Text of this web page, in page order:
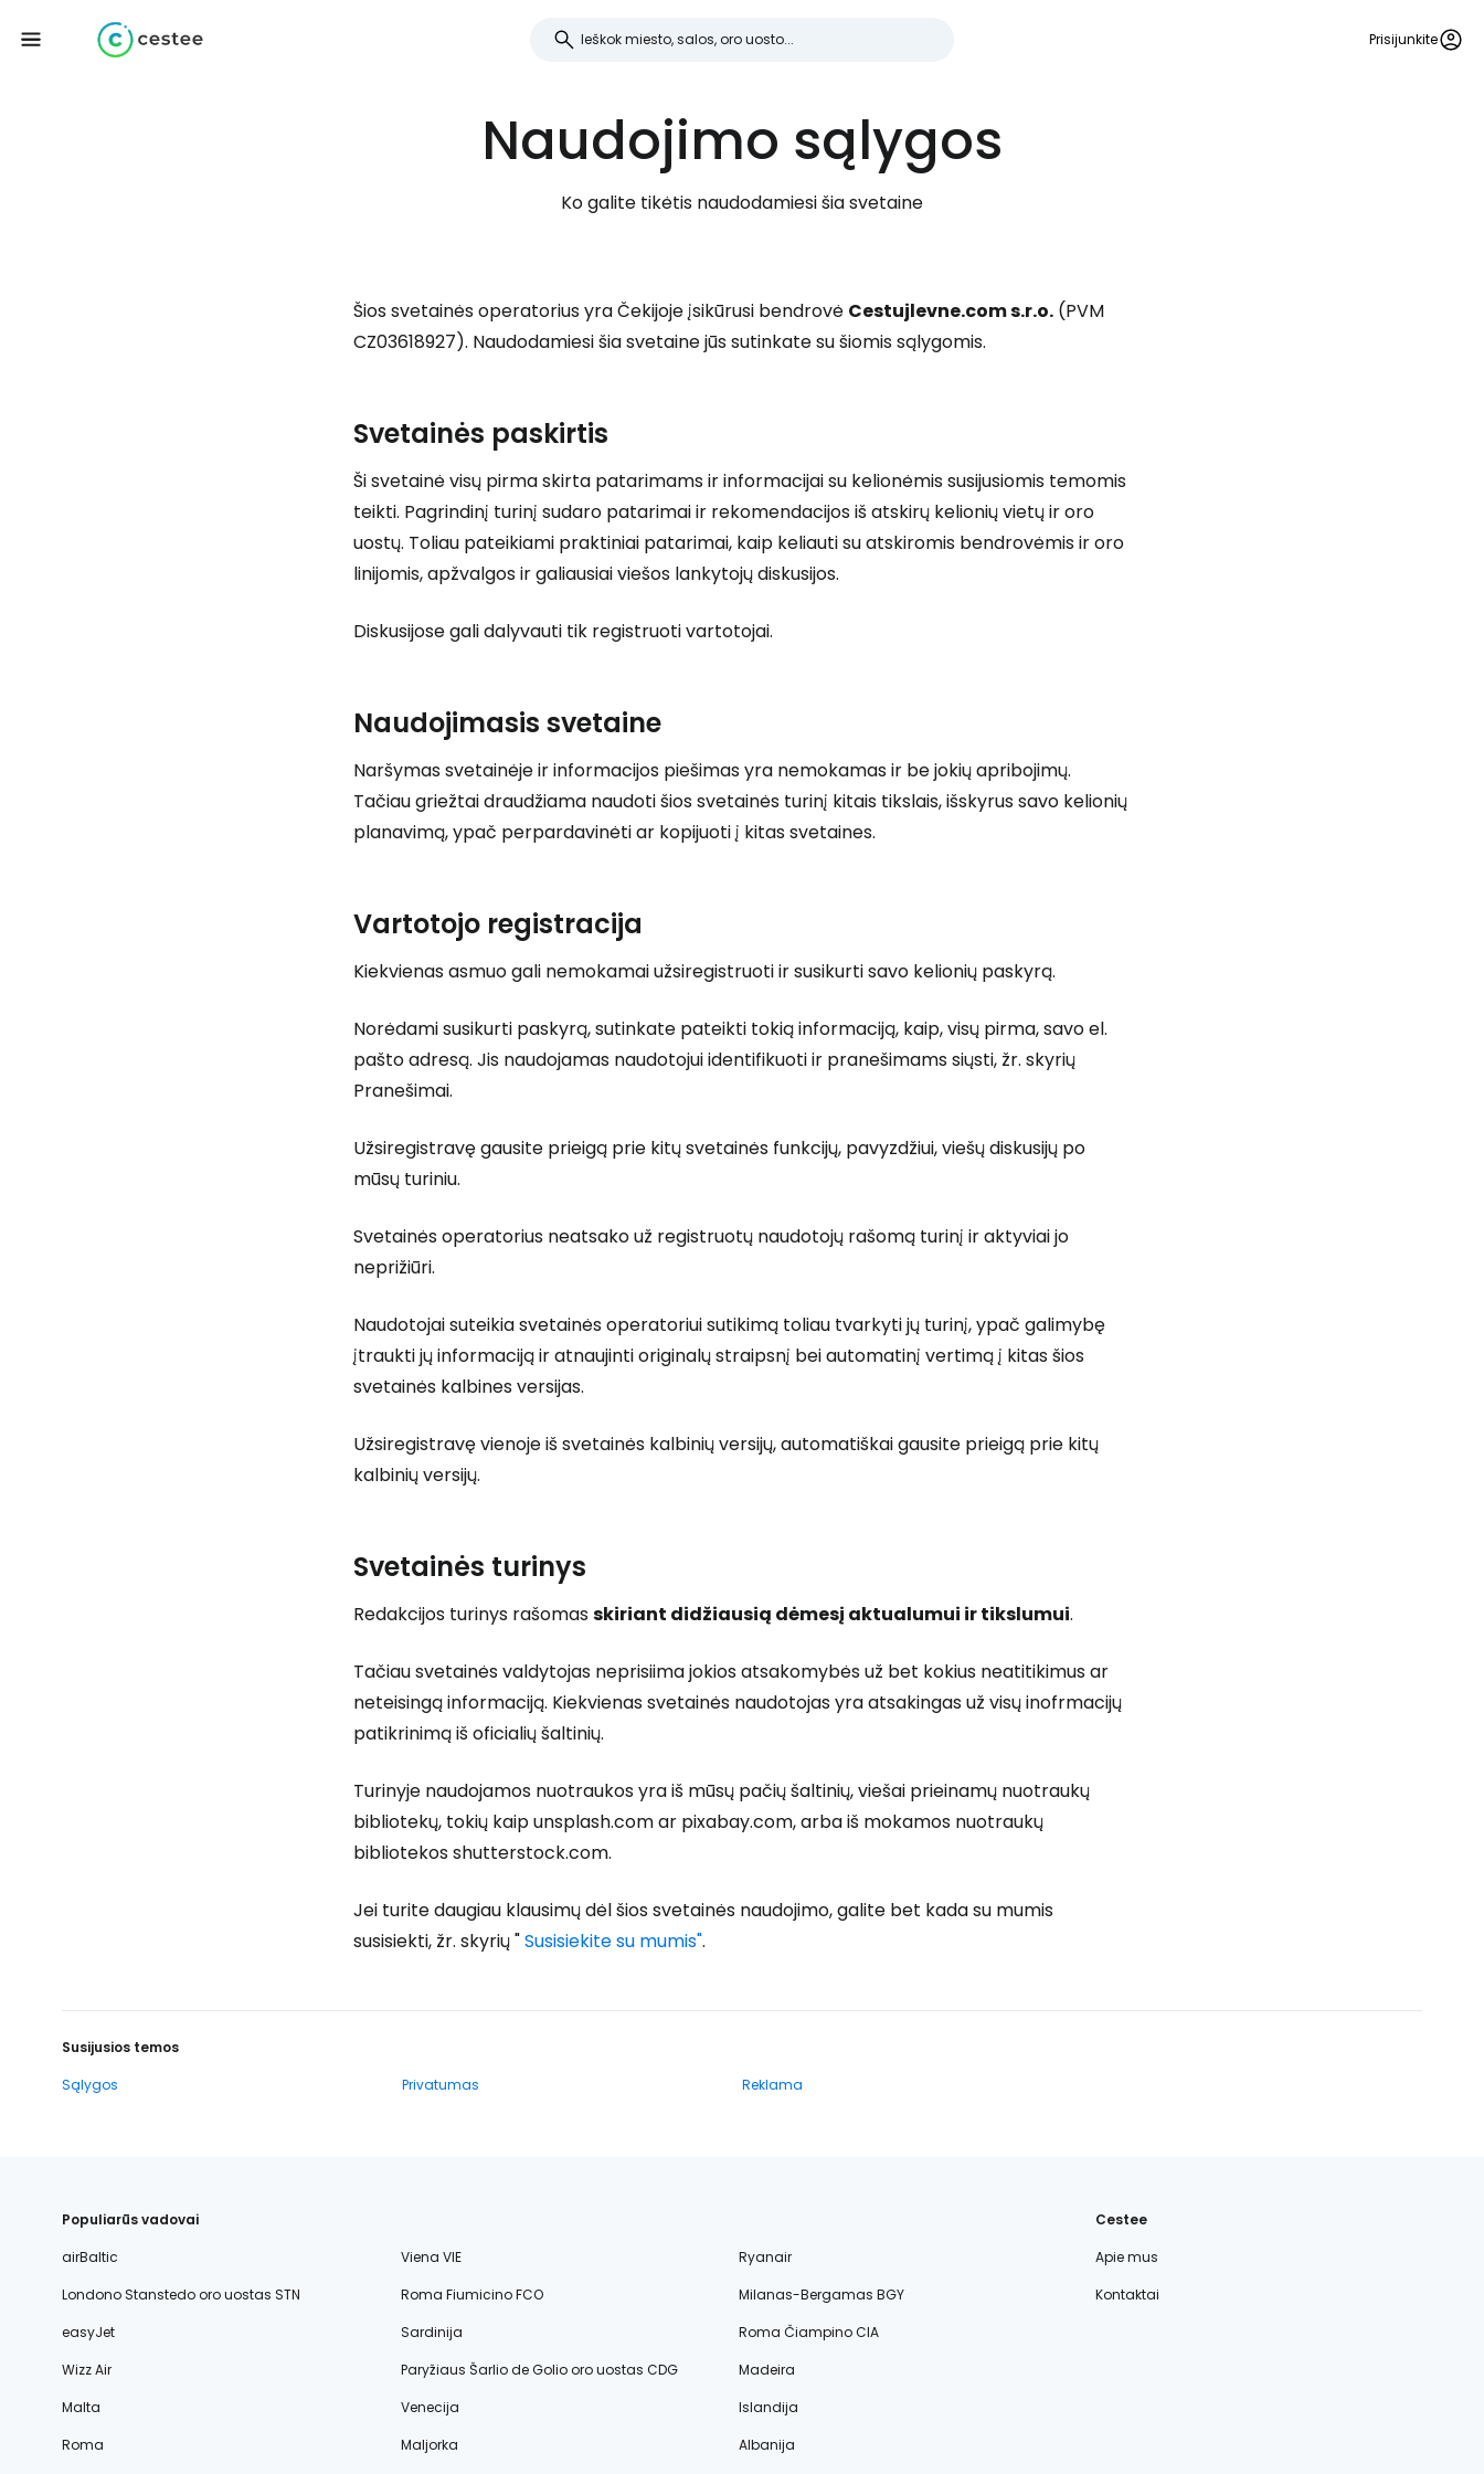
Prisijunkite
Naudojimo sąlygos
Ko galite tikėtis naudodamiesi šia svetaine
Šios svetainės operatorius yra Čekijoje įsikūrusi bendrovė Cestujlevne.com s.r.o. (PVM
CZ03618927). Naudodamiesi šia svetaine jūs sutinkate su šiomis sąlygomis.
Svetainės paskirtis
Ši svetainė visų pirma skirta patarimams ir informacijai su kelionėmis susijusiomis temomis
teikti. Pagrindinį turinį sudaro patarimai ir rekomendacijos iš atskirų kelionių vietų ir oro
uostų. Toliau pateikiami praktiniai patarimai, kaip keliauti su atskiromis bendrovėmis ir oro
linijomis, apžvalgos ir galiausiai viešos lankytojų diskusijos.
Diskusijose gali dalyvauti tik registruoti vartotojai.
Naudojimasis svetaine
Naršymas svetainėje ir informacijos piešimas yra nemokamas ir be jokių apribojimų.
Tačiau griežtai draudžiama naudoti šios svetainės turinį kitais tikslais, išskyrus savo kelionių
planavimą, ypač perpardavinėti ar kopijuoti į kitas svetaines.
Vartotojo registracija
Kiekvienas asmuo gali nemokamai užsiregistruoti ir susikurti savo kelionių paskyrą.
Norėdami susikurti paskyrą, sutinkate pateikti tokią informaciją, kaip, visų pirma, savo el.
pašto adresą. Jis naudojamas naudotojui identifikuoti ir pranešimams siųsti, žr. skyrių
Pranešimai.
Užsiregistravę gausite prieigą prie kitų svetainės funkcijų, pavyzdžiui, viešų diskusijų po
mūsų turiniu.
Svetainės operatorius neatsako už registruotų naudotojų rašomą turinį ir aktyviai jo
neprižiūri.
Naudotojai suteikia svetainės operatoriui sutikimą toliau tvarkyti jų turinį, ypač galimybę
įtraukti jų informaciją ir atnaujinti originalų straipsnį bei automatinį vertimą į kitas šios
svetainės kalbines versijas.
Užsiregistravę vienoje iš svetainės kalbinių versijų, automatiškai gausite prieigą prie kitų
kalbinių versijų.
Svetainės turinys
Redakcijos turinys rašomasskiriant didžiausią dėmesį aktualumui ir tikslumui.
Tačiau svetainės valdytojas neprisiima jokios atsakomybės už bet kokius neatitikimus ar
neteisingą informaciją. Kiekvienas svetainės naudotojas yra atsakingas už visų inofrmacijų
patikrinimą iš oficialių šaltinių.
Turinyje naudojamos nuotraukos yra iš mūsų pačių šaltinių, viešai prieinamų nuotraukų
bibliotekų, tokių kaip unsplash.com ar pixabay.com, arba iš mokamos nuotraukų
bibliotekos shutterstock.com.
Jei turite daugiau klausimų dėl šios svetainės naudojimo, galite bet kada su mumis
susisiekti, žr. skyrių "Susisiekite su mumis".
Susijusios temos
Sąlygos
Privatumas Reklama
Populiarūs vadovai
airBaltic
Viena VIE
Ryanair
Londono Stanstedo oro uostas STN
Roma Fiumicino FCO
Milanas-Bergamas BGY
easyJet
Sardinija
Roma Čiampino CIA
Wizz Air
Paryžiaus Šarlio de Golio oro uostas CDG
Madeira
Malta
Venecija
Islandija
Roma
Maljorka
Albanija
Cestee
Apie mus
Kontaktai
... pasaulinė kelionių bendruomenė
Tęsti su Google
Tęsti su Facebook
Tęsti el. paštu